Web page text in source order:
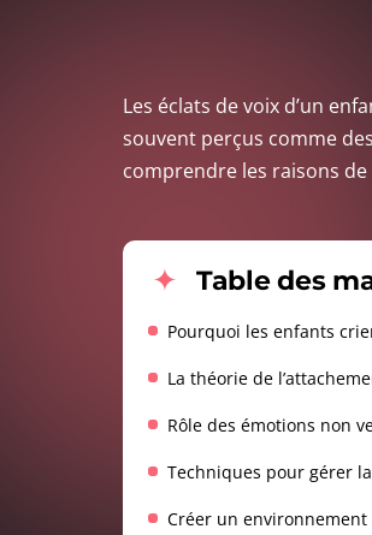
Les éclats de voix d’un
souvent perçus comme
comprendre les raisons
Table des
Pourquoi les enfants
La théorie de
Rôle des émotions non
Techniques pour gérer
Créer un